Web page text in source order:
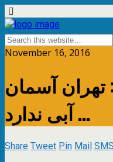
November 16, 2016
آسمان
آبی ندارد …
ShareTweetPinMail